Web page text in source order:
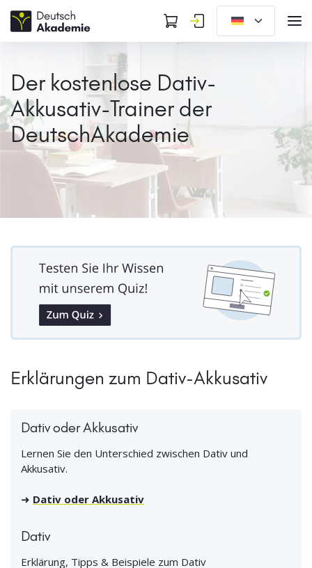
Der kostenlose Dativ-
Akkusativ-Trainer der
DeutschAkademie
Erklärungen zum Dativ-Akkusativ
Dativ oder Akkusativ
Lernen Sie den Unterschied zwischen Dativ und
Akkusativ.
➜ Dativ oder Akkusativ
Dativ
Erklärung, Tipps & Beispiele zum Dativ